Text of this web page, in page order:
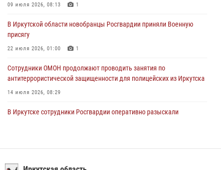
Сотрудники Росгвардии нашли и вернули родственникам
30 июля 2026, 07:37
09 июля 2026, 08:13 1
В Иркутской области новобранцы Росгвардии приняли Военную
присягу
22 июля 2026, 01:00 1
Сотрудники ОМОН продолжают проводить занятия по
антитеррористической защищенности для полицейских из Иркутска
14 июля 2026, 08:29
В Иркутске сотрудники Росгвардии оперативно разыскали
преступной группы, организовавшей бизнес по оказанию интим-